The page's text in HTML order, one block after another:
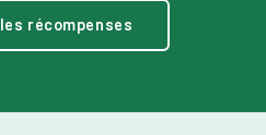
récompenses